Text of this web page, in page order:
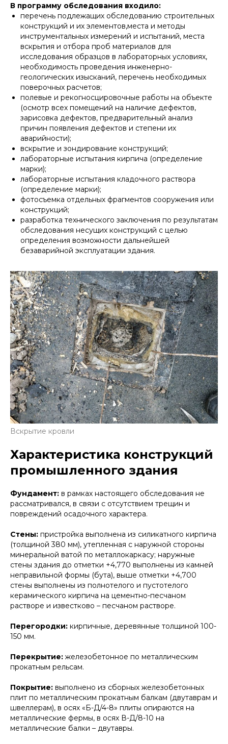
В программу обследования входило:
перечень подлежащих обследованию строительных
конструкций и их элементов,места и методы
инструментальных измерений и испытаний, места
вскрытия и отбора проб материалов для
исследования образцов в лабораторных условиях,
необходимость проведения инженерно-
геологических изысканий, перечень необходимых
поверочных расчетов;
полевые и рекогносцировочные работы на объекте
(осмотр всех помещений на наличие дефектов,
зарисовка дефектов, предварительный анализ
причин появления дефектов и степени их
аварийности);
вскрытие и зондирование конструкций;
лабораторные испытания кирпича (определение
марки);
лабораторные испытания кладочного раствора
(определение марки);
фотосъемка отдельных фрагментов сооружения или
конструкций;
разработка технического заключения по результатам
обследования несущих конструкций с целью
определения возможности дальнейшей
безаварийной эксплуатации здания.
Вскрытие кровли
Характеристика конструкций
промышленного здания
Фундамент: в рамках настоящего обследования не
рассматривался, в связи с отсутствием трещин и
повреждений осадочного характера.
Стены: пристройка выполнена из силикатного кирпича
(толщиной 380 мм), утепленная с наружной стороны
минеральной ватой по металлокаркасу; наружные
стены здания до отметки +4,770 выполнены из камней
неправильной формы (бута), выше отметки +4,700
стены выполнены из полнотелого и пустотелого
керамического кирпича на цементно-песчаном
растворе и известково – песчаном растворе.
Перегородки: кирпичные, деревянные толщиной 100-
150 мм.
Перекрытие: железобетонное по металлическим
прокатным рельсам.
Покрытие: выполнено из сборных железобетонных
плит по металлическим прокатным балкам (двутаврам и
швеллерам), в осях «Б-Д/4-8» плиты опираются на
металлические фермы, в осях В-Д/8-10 на
металлические балки – двутавры.